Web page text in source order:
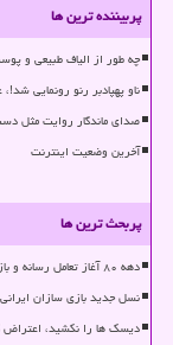
پربیننده ترین ها
چه طور از الیاف طبیعی و
ناو پهپادبر رنو رونمایی
صدای ماندگار روایت مثل
آخرین وضعیت اینترنت
پربحث ترین ها
دهه ۸۰ آغاز تعامل رسانه و بازی بود
نسل جدید بازی سازان
دیسک ها را نکشید، اعتراض